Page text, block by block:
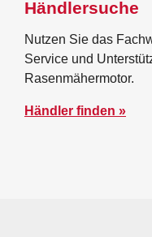
Händlersuche
Nutzen Sie das
Service und
Rasenmähermotor.
Händler finden »